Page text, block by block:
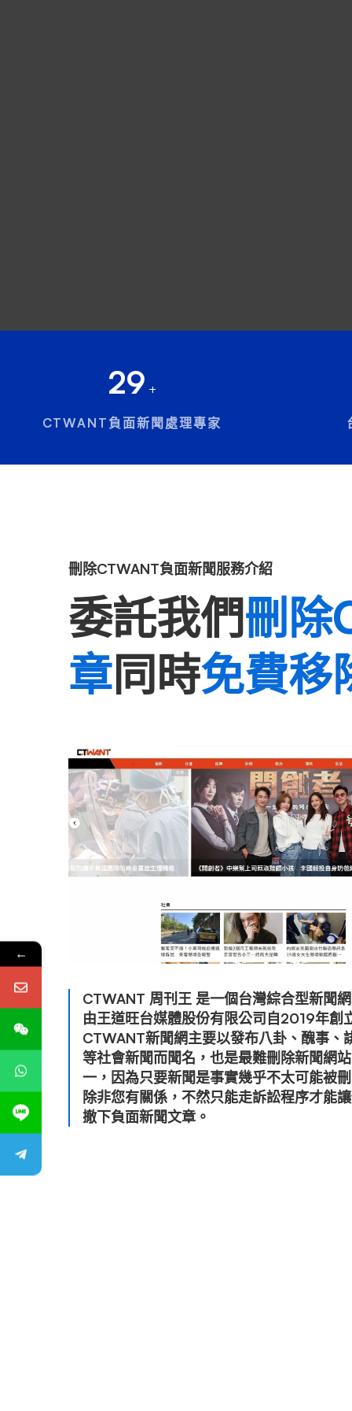
29 +
CTWANT負面新聞處理專家
刪除CTWANT負面新聞服務介紹
委託我們刪除
章同時免費移
CTWANT 周刊王 是一個台灣綜合型新聞
由王道旺台媒體股份有限公司自2019年創
CTWANT新聞網主要以發布八卦、醜事、
等社會新聞而聞名，也是最難刪除新聞網
一，因為只要新聞是事實幾乎不太可能被
除非您有關係，不然只能走訴訟程序才能
撤下負面新聞文章。
←